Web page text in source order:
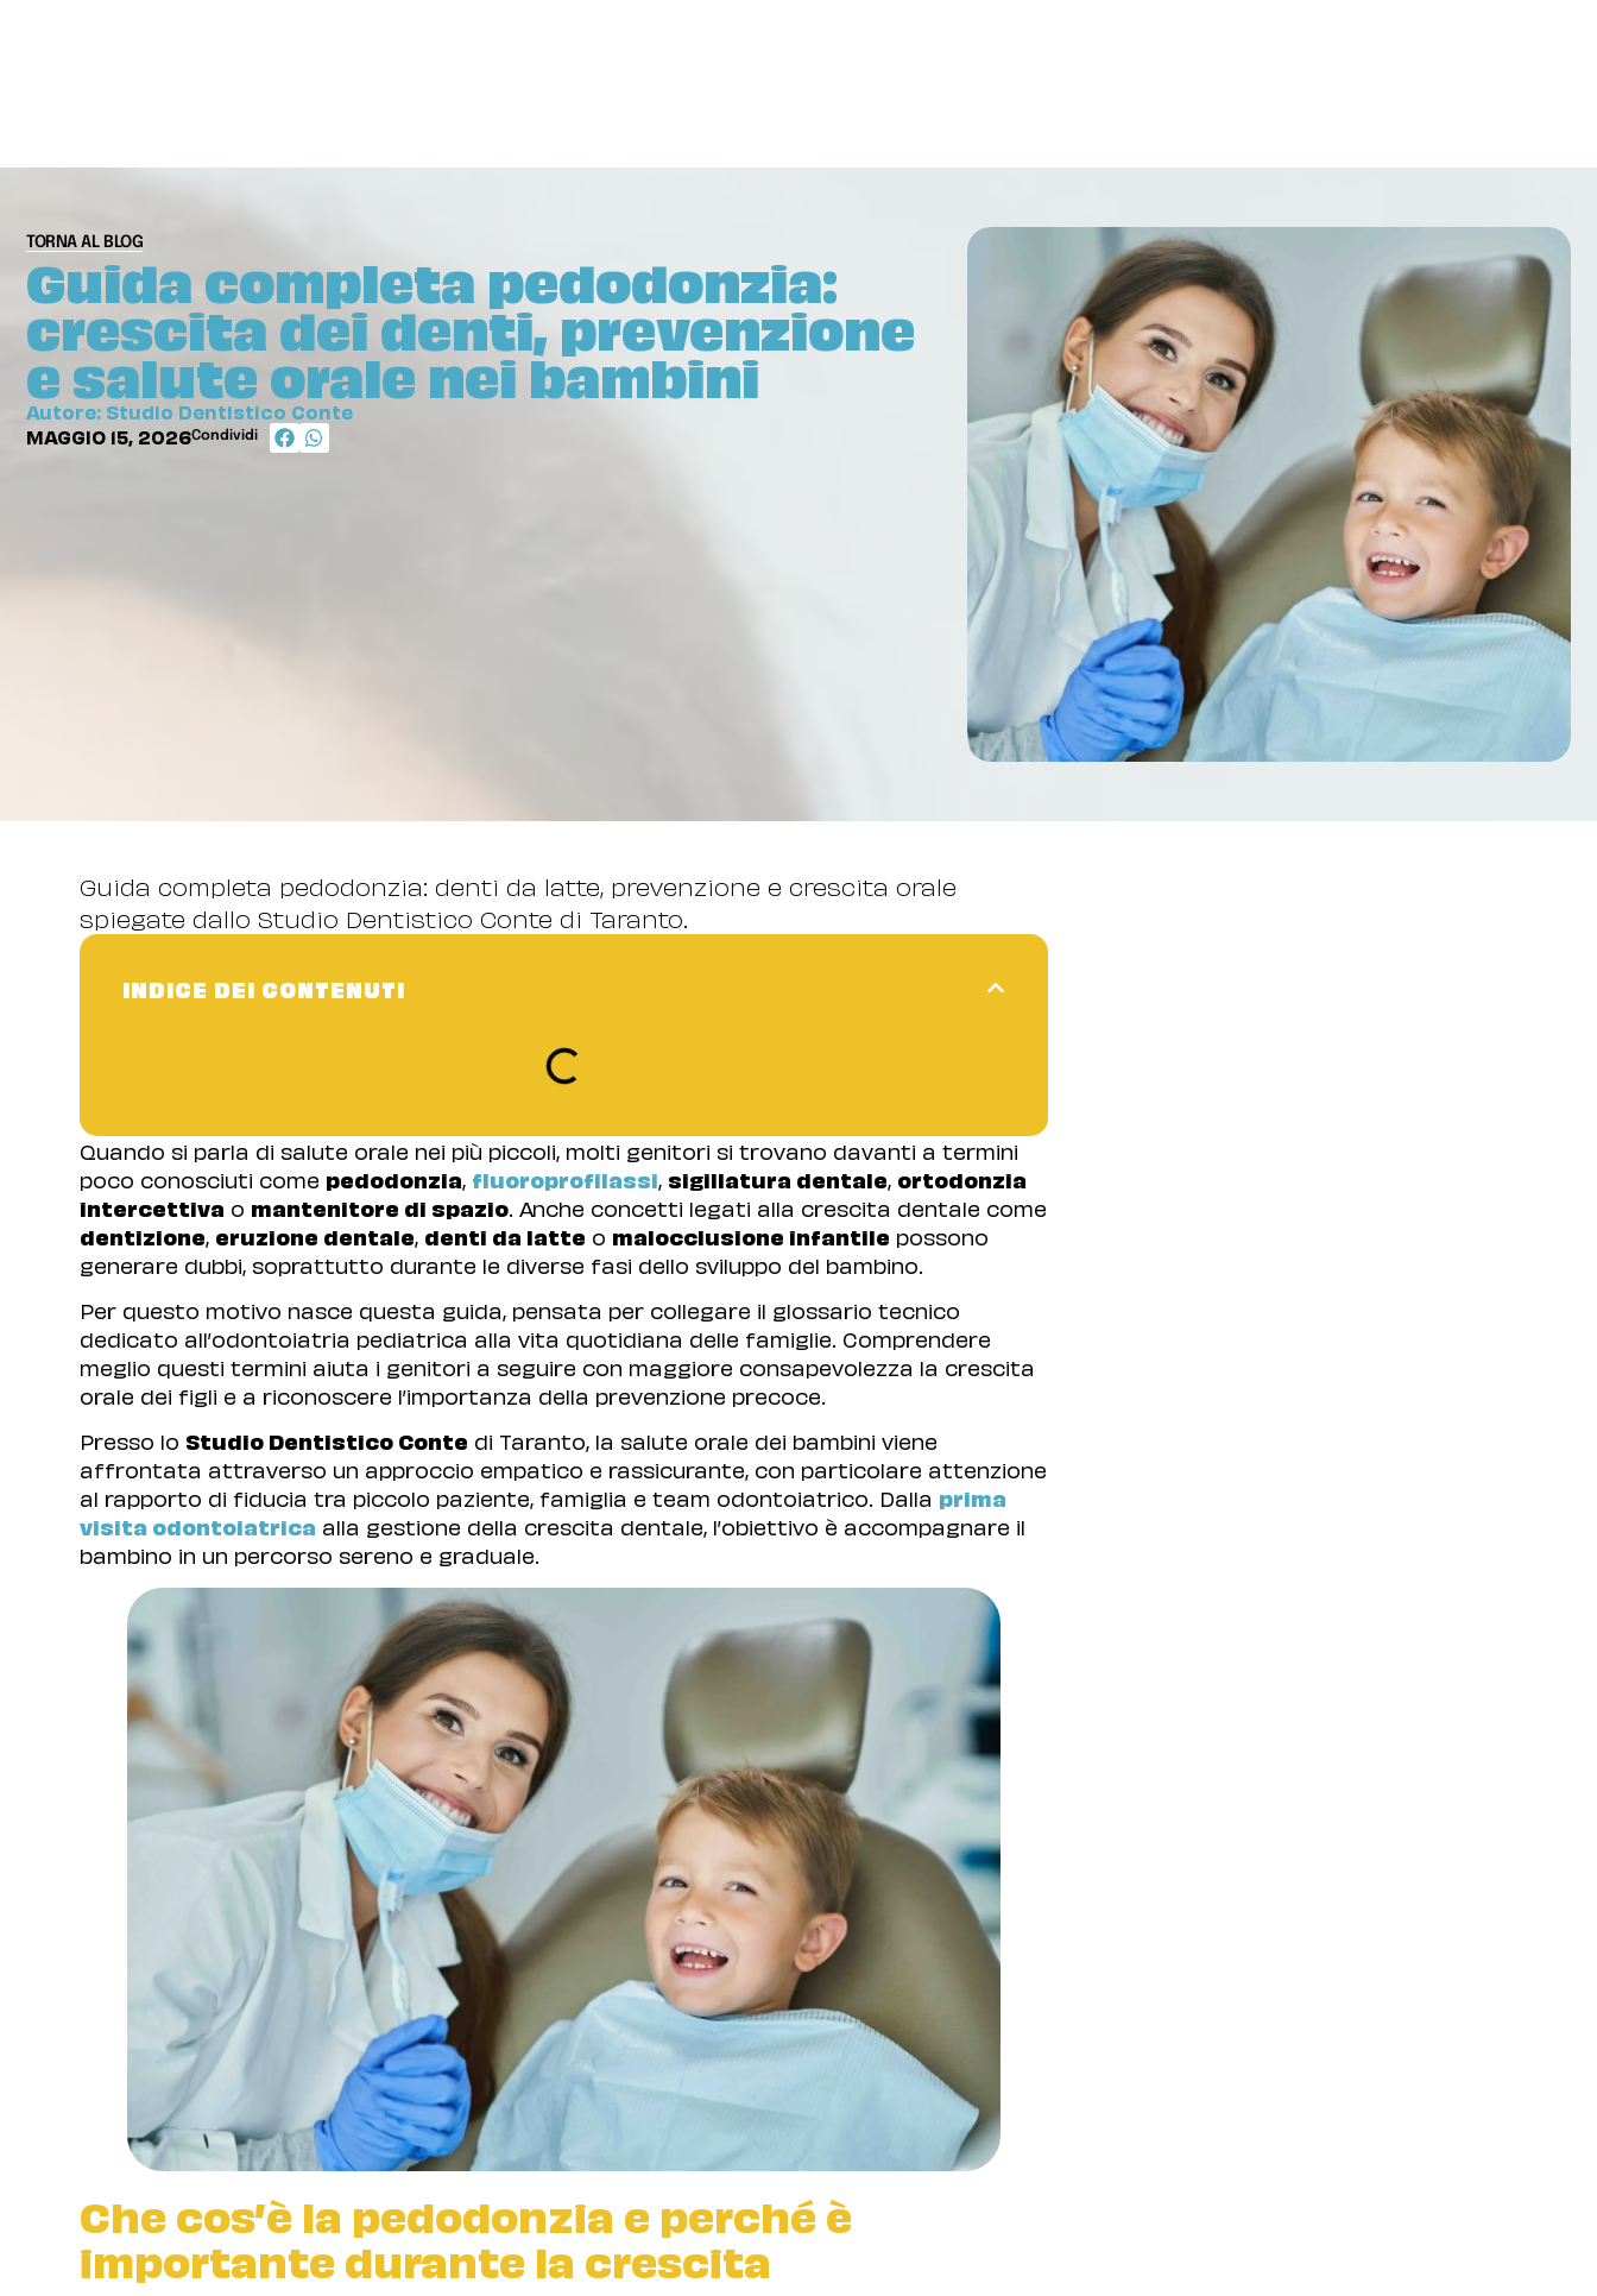
TORNA AL BLOG
Guida completa pedodonzia:
crescita dei denti, prevenzione
e salute orale nei bambini
Autore: Studio Dentistico Conte
MAGGIO 15, 2026Condividi
Guida completa pedodonzia: denti da latte, prevenzione e crescita orale
spiegate dallo Studio Dentistico Conte di Taranto.
INDICE DEI CONTENUTI
Quando si parla di salute orale nei più piccoli, molti genitori si trovano davanti a termini
poco conosciuti come pedodonzia, fluoroprofilassi, sigillatura dentale, ortodonzia
intercettiva o mantenitore di spazio . Anche concetti legati alla crescita dentale come
dentizione, eruzione dentale, denti da latte o malocclusione infantile possono
generare dubbi, soprattutto durante le diverse fasi dello sviluppo del bambino.
Per questo motivo nasce questa guida, pensata per collegare il glossario tecnico
dedicato all’odontoiatria pediatrica alla vita quotidiana delle famiglie. Comprendere
meglio questi termini aiuta i genitori a seguire con maggiore consapevolezza la crescita
orale dei figli e a riconoscere l’importanza della prevenzione precoce.
Presso lo Studio Dentistico Conte di Taranto, la salute orale dei bambini viene
affrontata attraverso un approccio empatico e rassicurante, con particolare attenzione
al rapporto di fiducia tra piccolo paziente, famiglia e team odontoiatrico. Dalla prima
visita odontoiatrica alla gestione della crescita dentale, l’obiettivo è accompagnare il
bambino in un percorso sereno e graduale.
Che cos’è la pedodonzia e perché è
importante durante la crescita